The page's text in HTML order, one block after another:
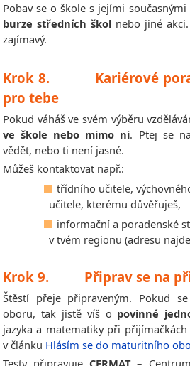
Pobav se o škole s jejími
burze středních škol nebo jiné
zajímavý.
Krok 8. Kariérové
pro tebe
Pokud váháš ve svém výběru
ve škole nebo mimo ni. Ptej se
vědět, nebo ti není jasné.
Můžeš kontaktovat např.:
třídního učitele,
učitele, kterému důvěřuješ,
informační a poradenské
v tvém regionu (adresu
Krok 9. Připrav se na
Štěstí přeje připraveným. Pokud
oboru, tak jistě víš o povinné
jazyka a matematiky při
v článku Hlásím se do maturitního
Testy připravujeCERMAT–